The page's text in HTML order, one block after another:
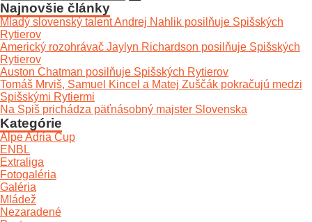
Najnovšie články
Mladý slovenský talent Andrej Nahlik posilňuje Spišských
Rytierov
Americký rozohrávač Jaylyn Richardson posilňuje Spišských
Rytierov
Auston Chatman posilňuje Spišských Rytierov
Tomáš Mrviš, Samuel Kincel a Matej Zuščák pokračujú medzi
Spišskými Rytiermi
Na Spiš prichádza päťnásobný majster Slovenska
Kategórie
Alpe Adria Cup
ENBL
Extraliga
Fotogaléria
Galéria
Mládež
Nezaradené